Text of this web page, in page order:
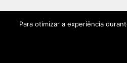
Para otimizar a experiência